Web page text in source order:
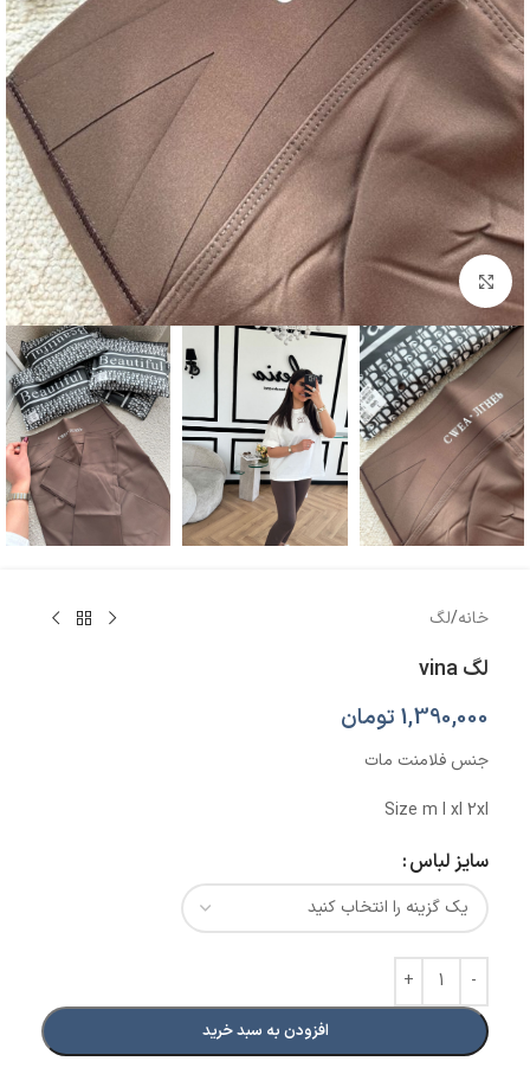
بزرگنمایی تصویر
خانه/لگ
لگ vina
1,390,000 تومان
جنس فلامنت مات
Size m l xl 2xl
سایز لباس
افزودن به سبد خرید